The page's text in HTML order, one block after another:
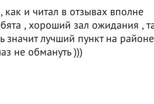
как и читал в отзывах вполне
, хороший зал ожидания ,
значит лучший пункт на
не обмануть )))